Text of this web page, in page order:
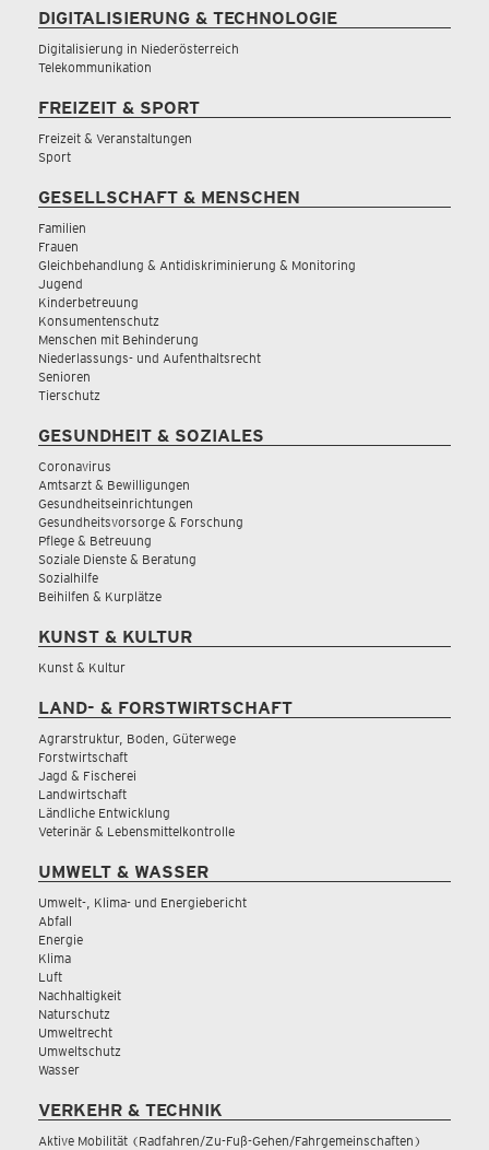
DIGITALISIERUNG & TECHNOLOGIE
Digitalisierung in Niederösterreich
Telekommunikation
FREIZEIT & SPORT
Freizeit & Veranstaltungen
Sport
GESELLSCHAFT & MENSCHEN
Familien
Frauen
Gleichbehandlung & Antidiskriminierung & Monitoring
Jugend
Kinderbetreuung
Konsumentenschutz
Menschen mit Behinderung
Niederlassungs- und Aufenthaltsrecht
Senioren
Tierschutz
GESUNDHEIT & SOZIALES
Coronavirus
Amtsarzt & Bewilligungen
Gesundheitseinrichtungen
Gesundheitsvorsorge & Forschung
Pflege & Betreuung
Soziale Dienste & Beratung
Sozialhilfe
Beihilfen & Kurplätze
KUNST & KULTUR
Kunst & Kultur
LAND- & FORSTWIRTSCHAFT
Agrarstruktur, Boden, Güterwege
Forstwirtschaft
Jagd & Fischerei
Landwirtschaft
Ländliche Entwicklung
Veterinär & Lebensmittelkontrolle
UMWELT & WASSER
Umwelt-, Klima- und Energiebericht
Abfall
Energie
Klima
Luft
Nachhaltigkeit
Naturschutz
Umweltrecht
Umweltschutz
Wasser
VERKEHR & TECHNIK
Aktive Mobilität (Radfahren/Zu-Fuß-Gehen/Fahrgemeinschaften)